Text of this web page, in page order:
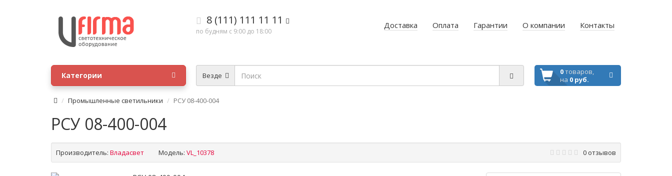
8 (111) 111 11 11
по будням с 9:00 до 18:00
Доставка Оплата Гарантии О компании Контакты
Везде 0товаров,
на 0 руб.
Категории
Промышленные светильники РСУ 08-400-004
РСУ 08-400-004
Производитель: Владасвет Модель: VL_10378 0 отзывов